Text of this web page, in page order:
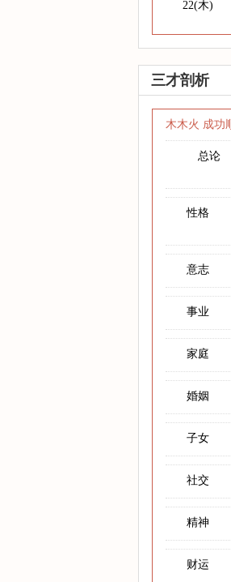
22(木)
三才剖析
木木火 成功
总论
性格
意志
事业
家庭
婚姻
子女
社交
精神
财运